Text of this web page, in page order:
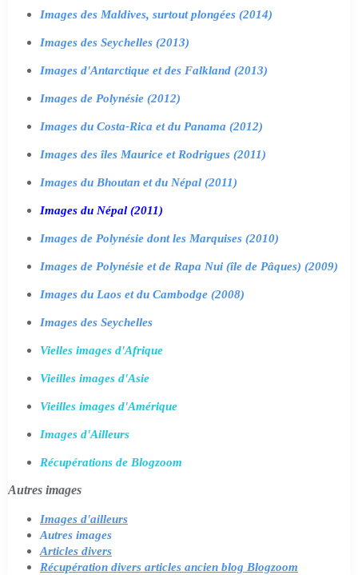
Images des Maldives, surtout plongées (2014)
Images des Seychelles (2013)
Images d'Antarctique et des Falkland (2013)
Images de Polynésie (2012)
Images du Costa-Rica et du Panama (2012)
Images des îles Maurice et Rodrigues (2011)
Images du Bhoutan et du Népal (2011)
Images du Népal (2011)
Images de Polynésie dont les Marquises (2010)
Images de Polynésie et de Rapa Nui (île de Pâques) (2009)
Images du Laos et du Cambodge (2008)
Images des Seychelles
Vielles images d'Afrique
Vieilles images d'Asie
Vieilles images d'Amérique
Images d'Ailleurs
Récupérations de Blogzoom
Autres images
Images d'ailleurs
Autres images
Articles divers
Récupération divers articles ancien blog Blogzoom